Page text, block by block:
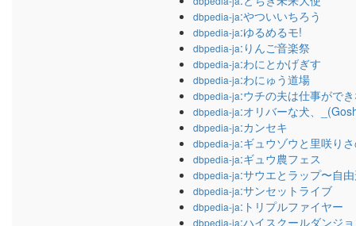
dbpedia-ja:やついいちろう
dbpedia-ja:ゆるめるモ!
dbpedia-ja:りんご音楽祭
dbpedia-ja:わにとかげぎす
dbpedia-ja:わにゅう道場
dbpedia-ja:ウチの夫は仕事がで
dbpedia-ja:オリバーな犬、
dbpedia-ja:カンセキ
dbpedia-ja:ギュウゾウと里咲り
dbpedia-ja:ギュウ農フェス
dbpedia-ja:サウエとラップ〜自
dbpedia-ja:サンセットライブ
dbpedia-ja:トリプルファイヤー
dbpedia-ja:ハイスクールダンジ